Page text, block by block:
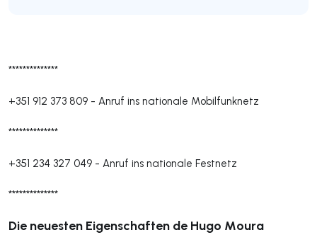
**************
+351 912 373 809 - Anruf ins nationale Mobilfunknetz
**************
+351 234 327 049 - Anruf ins nationale Festnetz
**************
Die neuesten Eigenschaften de Hugo Moura